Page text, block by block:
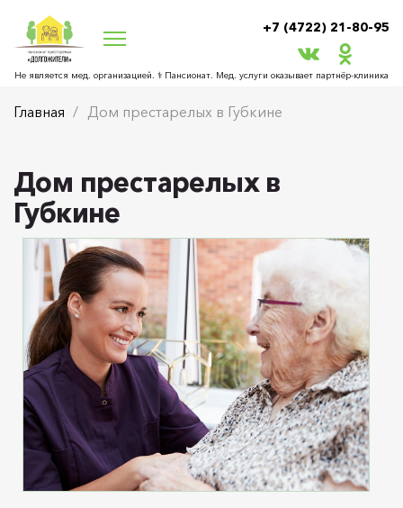
+7 (4722) 21-80-95
Не является мед. организацией. ⚕ Пансионат. Мед. услуги оказывает партнёр‑клиника
Главная Дом престарелых в Губкине
Дом престарелых в
Губкине